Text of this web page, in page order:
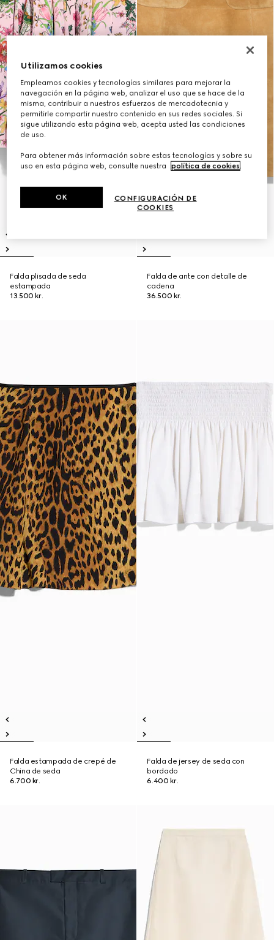
Falda plisada de seda
estampada
13.500 kr.
Falda de ante con detalle de
cadena
36.500 kr.
Falda estampada de crepé de
China de seda
6.700 kr.
Falda de jersey de seda con
bordado
6.400 kr.
Utilizamos cookies
Empleamos cookies y tecnologías similares para mejorar la
navegación en la página web, analizar el uso que se hace de la
misma, contribuir a nuestros esfuerzos de mercadotecnia y
permitirle compartir nuestro contenido en sus redes sociales. Si
sigue utilizando esta página web, acepta usted las condiciones
de uso.
Para obtener más información sobre estas tecnologías y sobre su
uso en esta página web, consulte nuestra
política de cookies.
CONFIGURACIÓN DE
COOKIES
OK